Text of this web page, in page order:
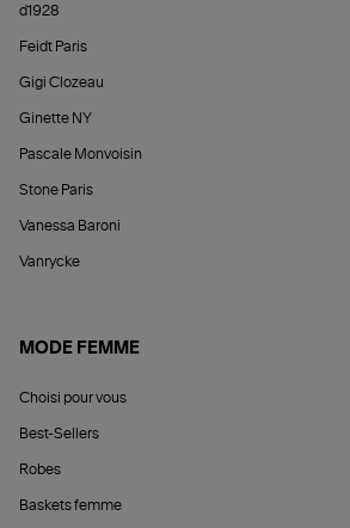
d1928
Feidt Paris
Gigi Clozeau
Ginette NY
Pascale Monvoisin
Stone Paris
Vanessa Baroni
Vanrycke
MODE FEMME
Choisi pour vous
Best-Sellers
Robes
Baskets femme